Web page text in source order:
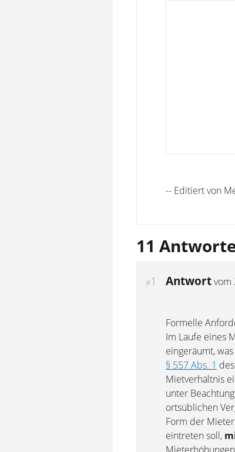
-- Editiert von
11
#1 Antwortvom
Formelle
Im Laufe eines
eingeräumt,
§ 557 Abs. 1
Mietverhältnis
unter
ortsüblichen
Form der
eintreten soll,